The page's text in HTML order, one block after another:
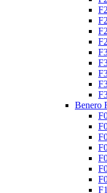
Benero